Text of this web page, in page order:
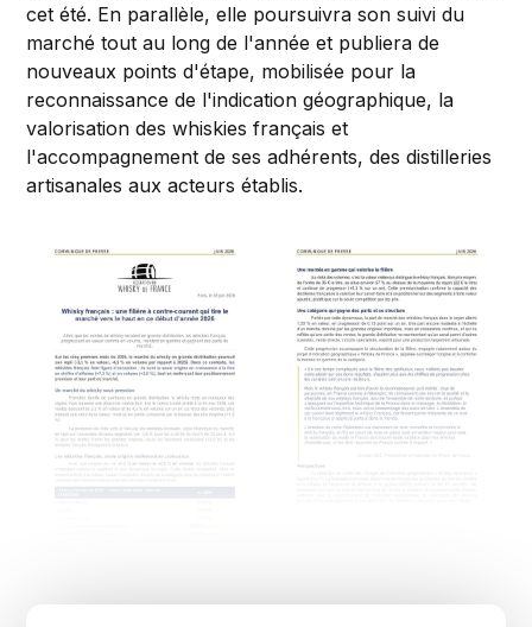
cet été. En parallèle, elle poursuivra son suivi du
marché tout au long de l'année et publiera de
nouveaux points d'étape, mobilisée pour la
reconnaissance de l'indication géographique, la
valorisation des whiskies français et
l'accompagnement de ses adhérents, des distilleries
artisanales aux acteurs établis.